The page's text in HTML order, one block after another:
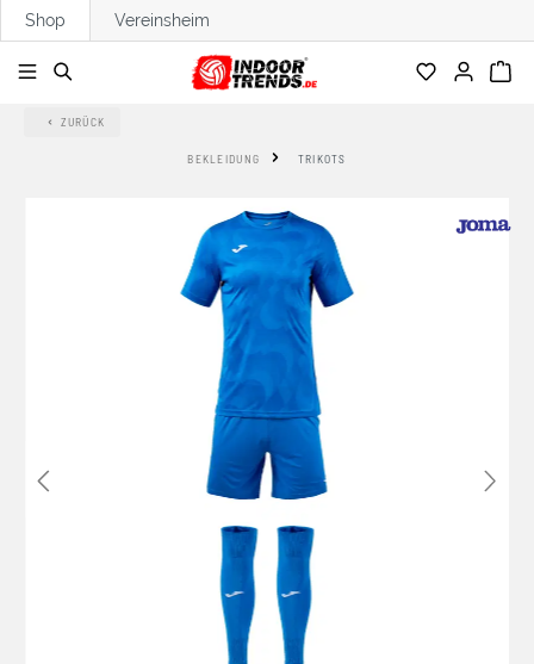
springen
Shop Vereinsheim
ZURÜCK
BEKLEIDUNG TRIKOTS